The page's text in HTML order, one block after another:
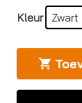
Kleur Zwart